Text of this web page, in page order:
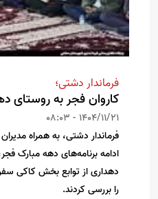
فرماندار دشتی؛
کاروان فجر به روستای
1404/11/21 - 08:03
فرماندار دشتی، به همراه
ادامه برنامه‌های دهه مبارک
دهداری از توابع بخش کاکی
را بررسی کردند.